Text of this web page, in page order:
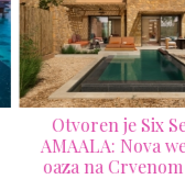
Otvoren je Six Senses
AMAALA: Nova wellness
oaza na Crvenom moru